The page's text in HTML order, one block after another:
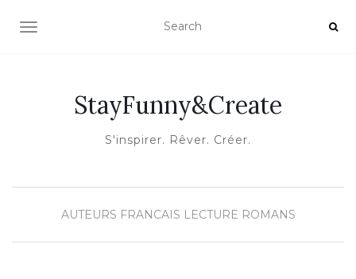
OUVRIR/FERMER LA NAVIGATION
StayFunny&Create
S'inspirer. Rêver. Créer.
AUTEURS FRANCAIS LECTURE ROMANS